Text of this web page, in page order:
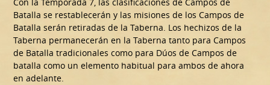
Con la Temporada 7, las clasificaciones de Campos de
Batalla se restablecerán y las misiones de los Campos de
Batalla serán retiradas de la Taberna. Los hechizos de la
Taberna permanecerán en la Taberna tanto para Campos
de Batalla tradicionales como para Dúos de Campos de
batalla como un elemento habitual para ambos de ahora
en adelante.